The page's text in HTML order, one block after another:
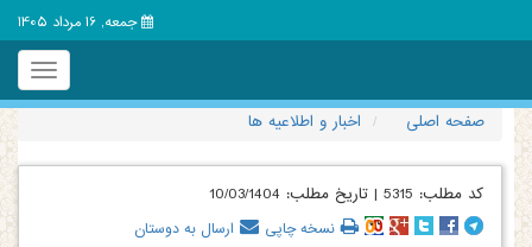
جمعه, 16 مرداد 1405
Toggle
صفحه اصلی
اخبار و اطلاعیه ها
کد مطلب: 5315
| تاریخ مطلب: 10/03/1404
نسخه چاپی ارسال به دوستان